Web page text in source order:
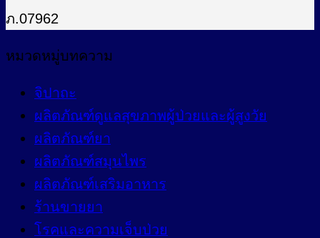
ภ.07962
หมวดหมู่บทความ
จิปาถะ
ผลิตภัณฑ์ดูแลสุขภาพผู้ป่วยและผู้สูงวัย
ผลิตภัณฑ์ยา
ผลิตภัณฑ์สมุนไพร
ผลิตภัณฑ์เสริมอาหาร
ร้านขายยา
โรคและความเจ็บป่วย